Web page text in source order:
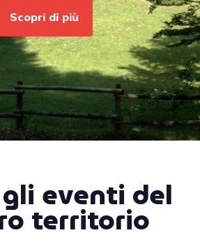
Scopri di più
eventi del
territorio